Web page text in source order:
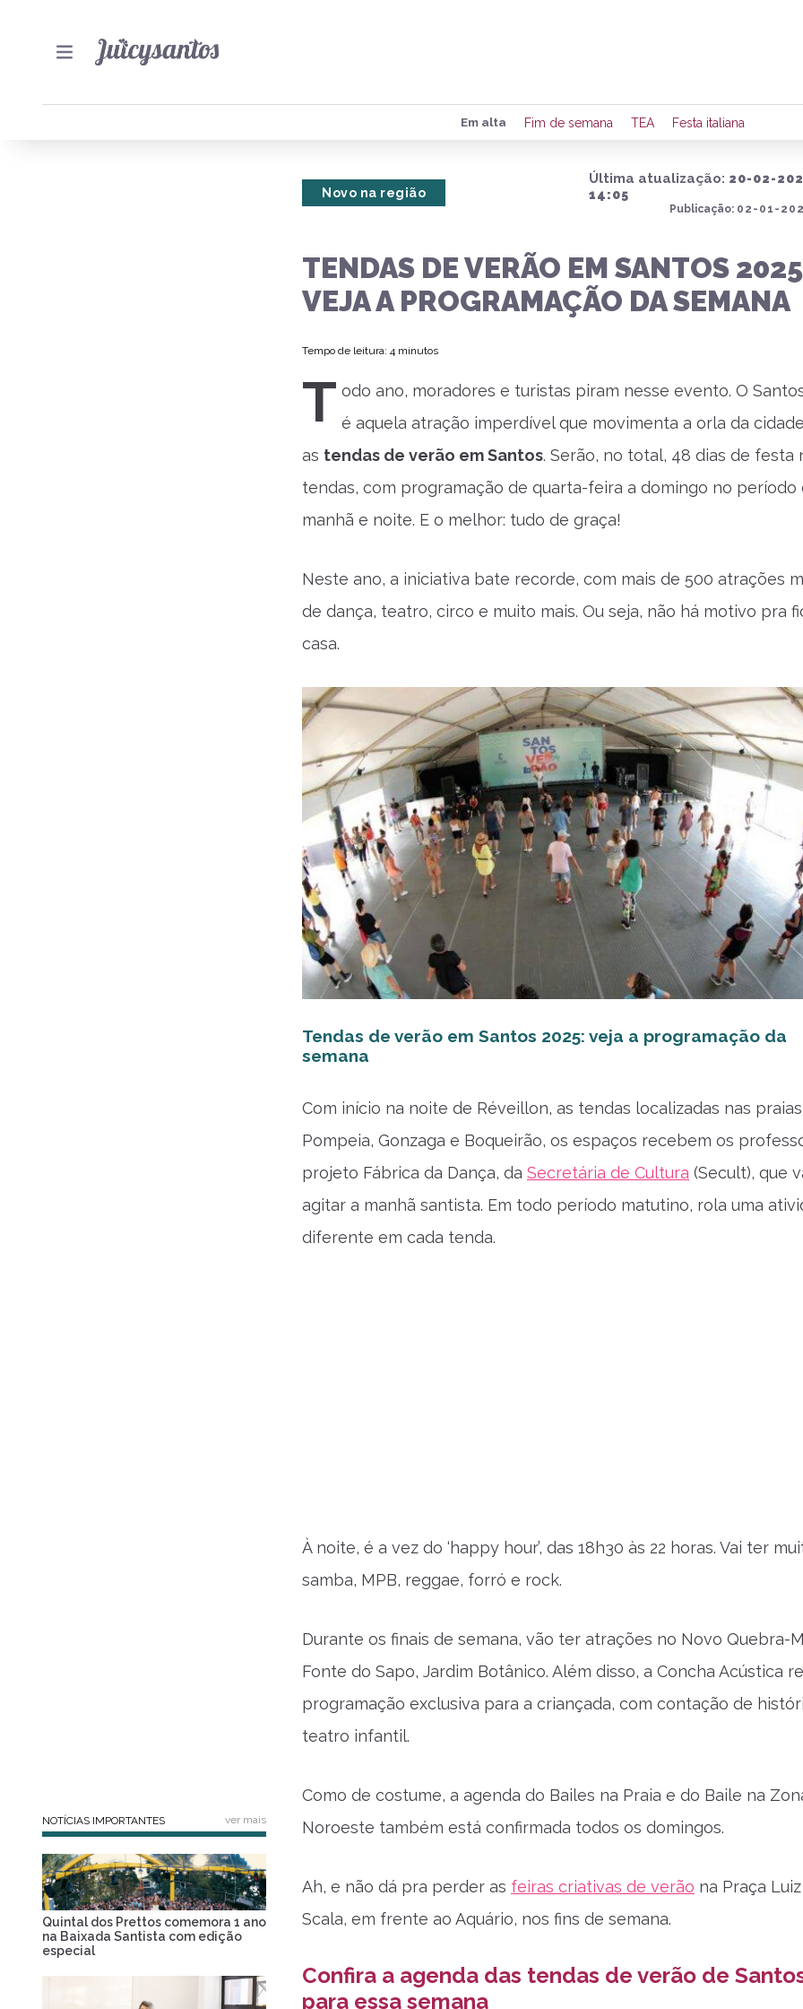
Preencha seus dados para
de eventos e notícias da
Em alta Fim de semana TEA Festa italiana
Última atualização: 20-02-
14:05
Publicação: 02-01-
Novo na região
TENDAS DE VERÃO EM SANTOS
VEJA A PROGRAMAÇÃO DA SEMANA
Tempo de leitura: 4 minutos
T odo ano, moradores e turistas piram nesse evento. O
é aquela atração imperdível que movimenta a orla da
as tendas de verão em Santos. Serão, no total, 48 dias de festa
tendas, com programação de quarta-feira a domingo no período
manhã e noite. E o melhor: tudo de graça!
Neste ano, a iniciativa bate recorde, com mais de 500 atrações
de dança, teatro, circo e muito mais. Ou seja, não há motivo pra
casa.
Tendas de verão em Santos 2025: veja a programação da
semana
Com início na noite de Réveillon, as tendas localizadas nas
Pompeia, Gonzaga e Boqueirão, os espaços recebem os
projeto Fábrica da Dança, da Secretária de Cultura (Secult), que
agitar a manhã santista. Em todo período matutino, rola uma
diferente em cada tenda.
À noite, é a vez do ‘happy hour’, das 18h30 às 22 horas. Vai ter
samba, MPB, reggae, forró e rock.
Durante os finais de semana, vão ter atrações no Novo Quebra-
Fonte do Sapo, Jardim Botânico. Além disso, a Concha Acústica
programação exclusiva para a criançada, com contação de
teatro infantil.
Como de costume, a agenda do Bailes na Praia e do Baile na
Noroeste também está confirmada todos os domingos.
Ah, e não dá pra perder as feiras criativas de verão na Praça
Scala, em frente ao Aquário, nos fins de semana.
Confira a agenda das tendas de verão de
para essa semana
NOTÍCIAS IMPORTANTES ver mais
Quintal dos Prettos comemora 1 ano
na Baixada Santista com edição
especial